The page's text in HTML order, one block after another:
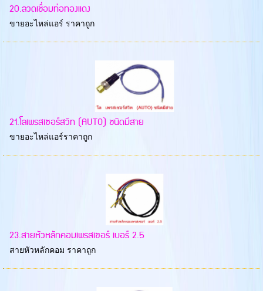
20.ลวดเชื่อมท่อทองแดง
ขายอะไหล่แอร์ ราคาถูก
21.โลเพรสเซอร์สวิท (AUTO) ชนิดมีสาย
ขายอะไหล่แอร์ราคาถูก
23.สายหัวหลักคอมเพรสเซอร์ เบอร์ 2.5
สายหัวหลักคอม ราคาถูก